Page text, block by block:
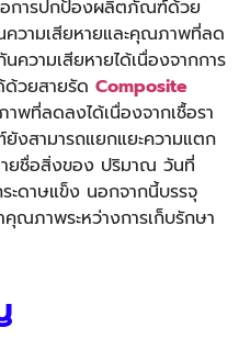
การปกป้องผลิตภัณฑ์ด้วย
วามเสียหายและคุณภาพที่ลด
วามเสียหายได้เนื่องจากการ
ด้วยสายรัด Composite
พที่ลดลงได้เนื่องจากเชื้อรา
งสามารถแยกแยะความแตก
ายชื่อสิ่งของ ปริมาณ วันที่
ะดาษแข็ง นอกจากนี้บรรจุ
ณภาพระหว่างการเก็บรักษา